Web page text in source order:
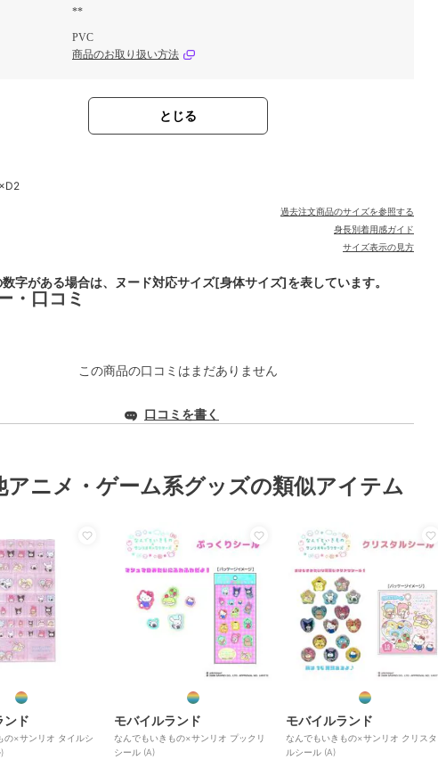
**
PVC
商品のお取り扱い方法
とじる
過去注文商品のサイズを参照する
身長別着用感ガイド
サイズ表示の見方
字がある場合は、ヌード対応サイズ[身体サイズ]を表しています。
・口コミ
この商品の口コミはまだありません
口コミを書く
アニメ・ゲーム系グッズの類似アイテム
ンド
の×サンリオ タイルシ
モバイルランド
なんでもいきもの×サンリオ プックリ
シール (A)
モバイルランド
なんでもいきもの×サンリオ クリスタ
ルシール (A)